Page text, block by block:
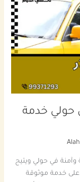
خدمة
في حولي ويتيح
على خدمة موثوقة